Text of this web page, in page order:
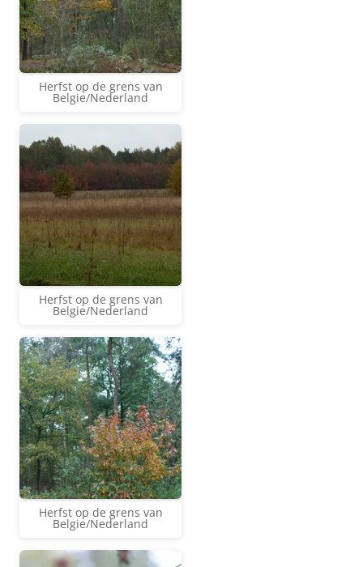
Herfst op de grens van
Belgie/Nederland
Herfst op de grens van
Belgie/Nederland
Herfst op de grens van
Belgie/Nederland